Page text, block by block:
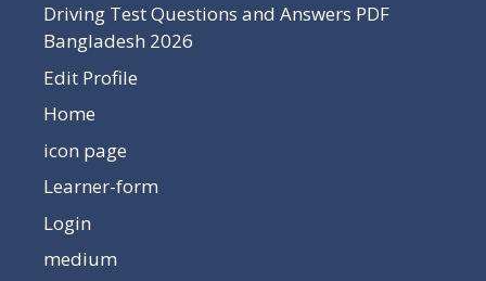
Driving Test Questions and Answers PDF
Bangladesh 2026
Edit Profile
Home
icon page
Learner-form
Login
medium